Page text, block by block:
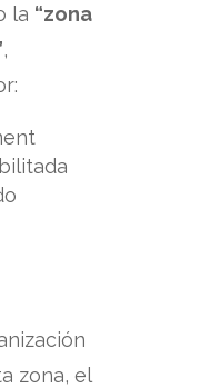
la “zona
,
zona, el